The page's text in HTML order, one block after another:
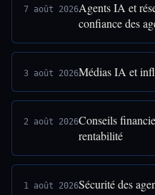
7 août 2026Agents IA et
confiance des
3 août 2026Médias IA et
2 août 2026Conseils
rentabilité
1 août 2026Sécurité des